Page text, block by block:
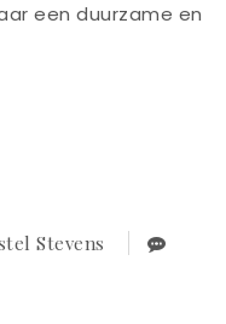
een duurzame en
Stevens